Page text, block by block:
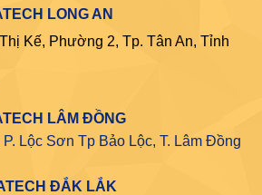
LONG AN
Kế, Phường 2, Tp. Tân An, Tỉnh
LÂM ĐỒNG
Lộc Sơn Tp Bảo Lộc, T. Lâm Đồng
ĐẮK LẮK